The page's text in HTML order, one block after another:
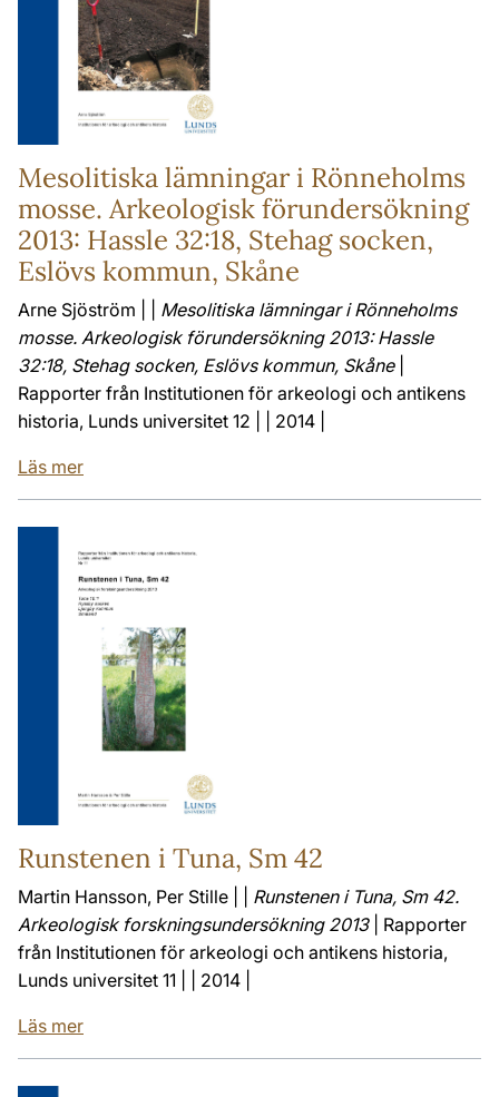
Mesolitiska lämningar i Rönneholms
mosse. Arkeologisk förundersökning
2013: Hassle 32:18, Stehag socken,
Eslövs kommun, Skåne
Arne Sjöström | | Mesolitiska lämningar i Rönneholms
mosse. Arkeologisk förundersökning 2013: Hassle
32:18, Stehag socken, Eslövs kommun, Skåne|
Rapporter från Institutionen för arkeologi och antikens
historia, Lunds universitet 12 | | 2014 |
Läs mer
Runstenen i Tuna, Sm 42
Martin Hansson, Per Stille | | Runstenen i Tuna, Sm 42.
Arkeologisk forskningsundersökning 2013| Rapporter
från Institutionen för arkeologi och antikens historia,
Lunds universitet 11 | | 2014 |
Läs mer